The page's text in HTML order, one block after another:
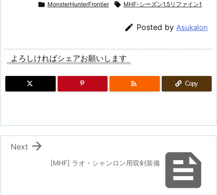
 MonsterHunterFrontier  MHF-シーズン1.5リファイン1
 Posted by Asukalon
よろしければシェアお願いします
 Copy

[MHF] ラオ・シャンロン用双剣装備

Next